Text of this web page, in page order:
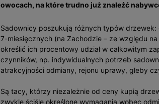
owocach, na które trudno już znaleźć
Sadownicy poszukują różnych typów
7-miesięcznych (na Zachodzie – ze względu
określić ich procentowy udział w całkowitym
czynników, np. indywidualnych potrzeb
atrakcyjności odmiany, rejonu uprawy, gleby
Są tacy, którzy niezależnie od ceny kupią
zwykle ściśle określone wymagania wobec